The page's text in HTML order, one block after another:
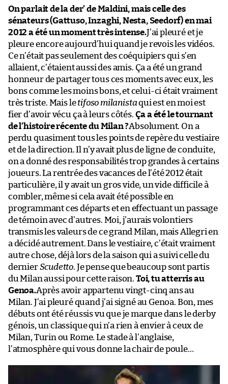
On parlait de la der’ de Maldini, mais celle des
sénateurs (Gattuso, Inzaghi, Nesta, Seedorf) en mai
2012 a été un moment très intense.J’ai pleuré et je
pleure encore aujourd’hui quand je revois les vidéos.
Ce n’était pas seulement des coéquipiers qui s’en
allaient, c’étaient aussi des amis. Ça a été un grand
honneur de partager tous ces moments avec eux, les
bons comme les moins bons, et celui-ci était vraiment
très triste. Mais letifoso milanistaqui est en moi est
fier d’avoir vécu ça à leurs côtés. Ça a été le tournant
de l’histoire récente du Milan ?Absolument. On a
perdu quasiment tous les points de repère du vestiaire
et de la direction. Il n’y avait plus de ligne de conduite,
on a donné des responsabilités trop grandes à certains
joueurs. La rentrée des vacances de l’été 2012 était
particulière, il y avait un gros vide, un vide difficile à
combler, même si cela avait été possible en
programmant ces départs et en effectuant un passage
de témoin avec d’autres. Moi, j’aurais volontiers
transmis les valeurs de ce grand Milan, mais Allegri en
a décidé autrement. Dans le vestiaire, c’était vraiment
autre chose, déjà lors de la saison qui a suivi celle du
dernierScudetto. Je pense que beaucoup sont partis
du Milan aussi pour cette raison. Toi, tu atterris au
Genoa.Après avoir appartenu vingt-cinq ans au
Milan. J’ai pleuré quand j’ai signé au Genoa. Bon, mes
débuts ont été réussis vu que je marque dans le derby
génois, un classique qui n’a rien à envier à ceux de
Milan, Turin ou Rome. Le stade à l’anglaise,
l’atmosphère qui vous donne la chair de poule…